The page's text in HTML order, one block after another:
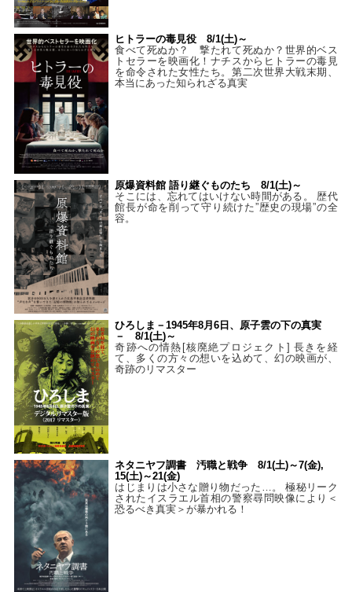
ヒトラーの毒見役 8/1(土)～
食べて死ぬか？ 撃たれて死ぬか？世界的ベス
トセラーを映画化！ナチスからヒトラーの毒見
を命令された女性たち。第二次世界大戦末期、
本当にあった知られざる真実
原爆資料館 語り継ぐものたち 8/1(土)～
そこには、忘れてはいけない時間がある。 歴代
館長が命を削って守り続けた”歴史の現場”の全
容。
ひろしま－1945年8月6日、原子雲の下の真実
－ 8/1(土)～
奇跡への情熱[核廃絶プロジェクト] 長きを経
て、多くの方々の想いを込めて、幻の映画が、
奇跡のリマスター
ネタニヤフ調書 汚職と戦争 8/1(土)～7(金),
15(土)～21(金)
はじまりは小さな贈り物だった…。 極秘リーク
されたイスラエル首相の警察尋問映像により＜
恐るべき真実＞が暴かれる！